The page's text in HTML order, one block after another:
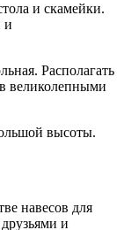
и скамейки.
и
Располагать
великолепными
высоты.
навесов для
и